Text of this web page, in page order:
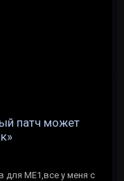
патч может
ME1,все у меня с